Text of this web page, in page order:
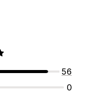
56
0